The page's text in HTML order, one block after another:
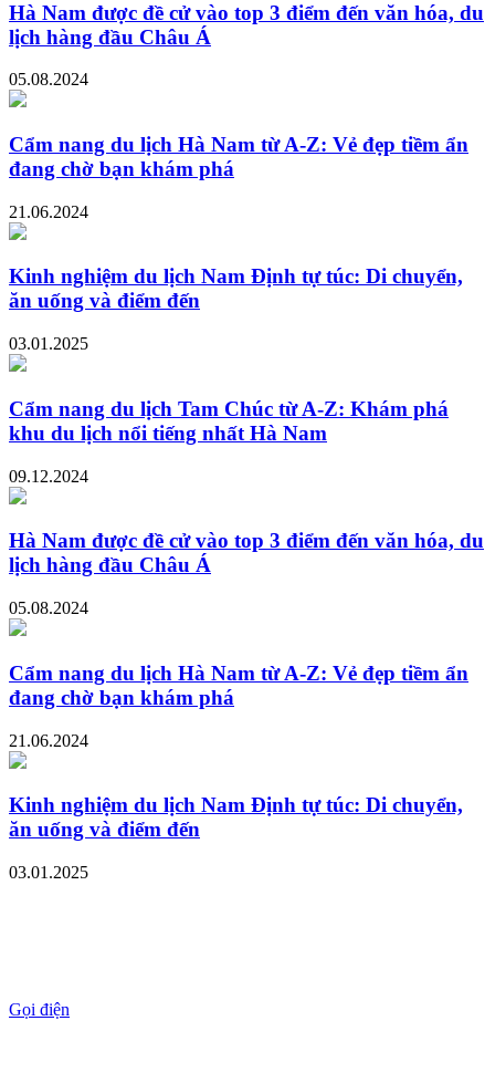
Hà Nam được đề cử vào top 3 điểm đến văn hóa, du
lịch hàng đầu Châu Á
05.08.2024
Cẩm nang du lịch Hà Nam từ A-Z: Vẻ đẹp tiềm ẩn
đang chờ bạn khám phá
21.06.2024
Kinh nghiệm du lịch Nam Định tự túc: Di chuyển,
ăn uống và điểm đến
03.01.2025
Cẩm nang du lịch Tam Chúc từ A-Z: Khám phá
khu du lịch nổi tiếng nhất Hà Nam
09.12.2024
Hà Nam được đề cử vào top 3 điểm đến văn hóa, du
lịch hàng đầu Châu Á
05.08.2024
Cẩm nang du lịch Hà Nam từ A-Z: Vẻ đẹp tiềm ẩn
đang chờ bạn khám phá
21.06.2024
Kinh nghiệm du lịch Nam Định tự túc: Di chuyển,
ăn uống và điểm đến
03.01.2025
Gọi điện